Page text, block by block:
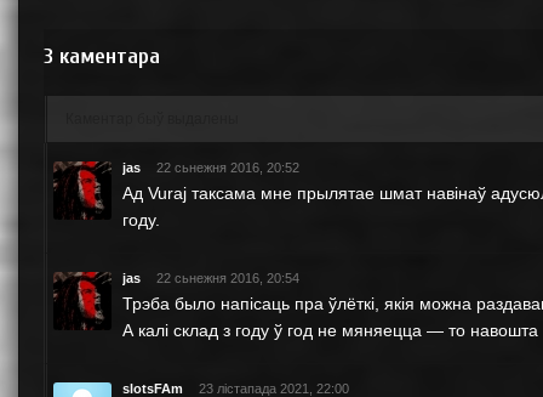
3 каментара
jas 22 сьнежня 2016, 20:52
Ад Vuraj таксама мне прылятае шмат навінаў
году.
jas 22 сьнежня 2016, 20:54
Трэба было напісаць пра ўлёткі, якія можна
А калі склад з году ў год не мяняецца — то
slotsFAm 23 лістапада 2021, 22:00